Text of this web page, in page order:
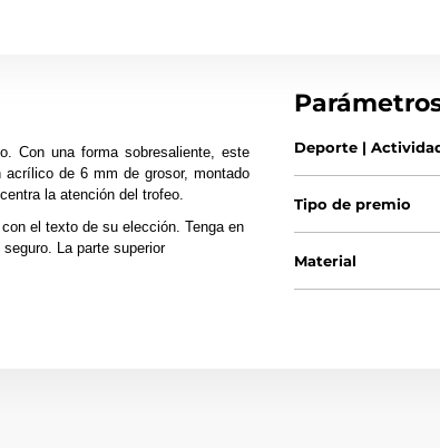
Con una forma sobresaliente, este
de 6 mm de grosor, montado
la atención del trofeo.
el texto de su elección. Tenga en
La parte superior
Deporte |
Tipo de premio
Material